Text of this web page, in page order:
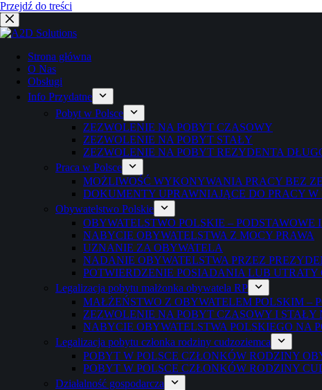
Przejdź do treści
Strona główna
O Nas
Obsługi
Info Przydatne
Pobyt w Polsce
ZEZWOLENIE NA POBYT CZASOWY
ZEZWOLENIE NA POBYT STAŁY
ZEZWOLENIE NA POBYT REZYDENTA
Praca w Polsce
MOŻLIWOŚĆ WYKONYWANIA PRACY BEZ
DOKUMENTY UPRAWNIAJĄCE DO PRACY W
Obywatelstwo Polskie
OBYWATELSTWO POLSKIE – PODSTAWOWE
NABYCIE OBYWATELSTWA Z MOCY PRAWA
UZNANIE ZA OBYWATELA
NADANIE OBYWATELSTWA PRZEZ
POTWIERDZENIE POSIADANIA LUB UTRATY
Legalizacja pobytu małżonka obywatela RP
MAŁŻEŃSTWO Z OBYWATELEM POLSKIM –
ZEZWOLENIE NA POBYT CZASOWY I STAŁY
NABYCIE OBYWATELSTWA POLSKIEGO NA
Legalizacja pobytu członka rodziny cudzoziemca
POBYT W POLSCE CZŁONKÓW RODZINY
POBYT W POLSCE CZŁONKÓW RODZINY
Działalność gospodarcza